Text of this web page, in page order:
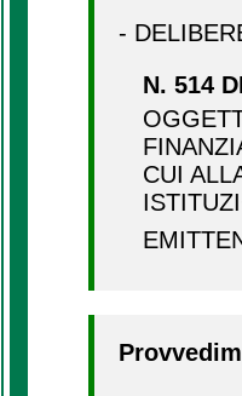
-
N. 514
CUI